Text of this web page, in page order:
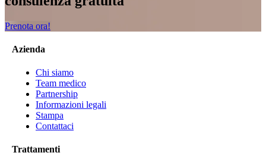
Prenota ora!
Azienda
Chi siamo
Team medico
Partnership
Informazioni legali
Stampa
Contattaci
Trattamenti